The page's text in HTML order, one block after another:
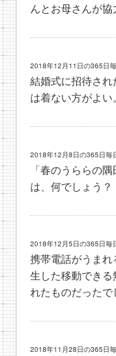
んとお母さんが
2018年12月11日の365日
結婚式に招待さ
は着ない方がよい
2018年12月8日の365日毎
「春のうららの
は、何でしょう？
2018年12月5日の365日毎
携帯電話がうま
生した移動でき
れたものだったで
2018年11月28日の365日